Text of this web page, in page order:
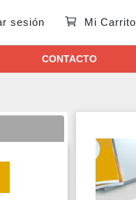
sesión Mi Carrito
CONTACTO